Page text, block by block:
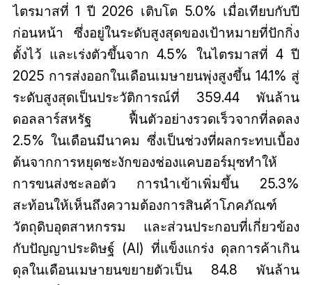
ไตรมาสที่ 1 ปี 2026 เติบโต 5.0% เมื่อเทียบกับปี
ก่อนหน้า ซึ่งอยู่ในระดับสูงสุดของเป้าหมายที่ปักกิ่ง
ตั้งไว้ และเร่งตัวขึ้นจาก 4.5% ในไตรมาสที่ 4 ปี
2025 การส่งออกในเดือนเมษายนพุ่งสูงขึ้น 14.1% สู่
ระดับสูงสุดเป็นประวัติการณ์ที่ 359.44 พันล้าน
ดอลลาร์สหรัฐ ฟื้นตัวอย่างรวดเร็วจากที่ลดลง
2.5% ในเดือนมีนาคม ซึ่งเป็นช่วงที่ผลกระทบเบื้อง
ต้นจากการหยุดชะงักของช่องแคบฮอร์มุซทำให้
การขนส่งชะลอตัว การนำเข้าเพิ่มขึ้น 25.3%
สะท้อนให้เห็นถึงความต้องการสินค้าโภคภัณฑ์
วัตถุดิบอุตสาหกรรม และส่วนประกอบที่เกี่ยวข้อง
กับปัญญาประดิษฐ์ (AI) ที่แข็งแกร่ง ดุลการค้าเกิน
ดุลในเดือนเมษายนขยายตัวเป็น 84.8 พันล้าน